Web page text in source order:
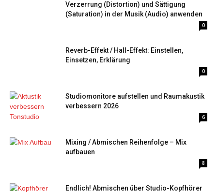
Verzerrung (Distortion) und Sättigung
(Saturation) in der Musik (Audio) anwenden
0
Reverb-Effekt / Hall-Effekt: Einstellen,
Einsetzen, Erklärung
0
Studiomonitore aufstellen und Raumakustik
verbessern 2026
6
Mixing / Abmischen Reihenfolge – Mix
aufbauen
8
Endlich! Abmischen über Studio-Kopfhörer